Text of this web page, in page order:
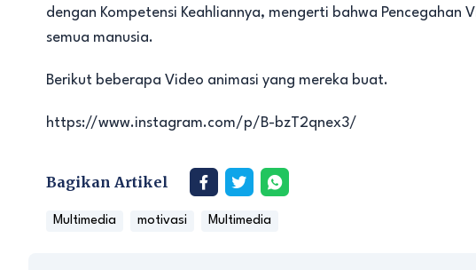
dengan Kompetensi Keahliannya, mengerti bahwa Pencegahan
semua manusia.
Berikut beberapa Video animasi yang mereka buat.
https://www.instagram.com/p/B-bzT2qnex3/
Bagikan Artikel
Multimedia motivasi Multimedia